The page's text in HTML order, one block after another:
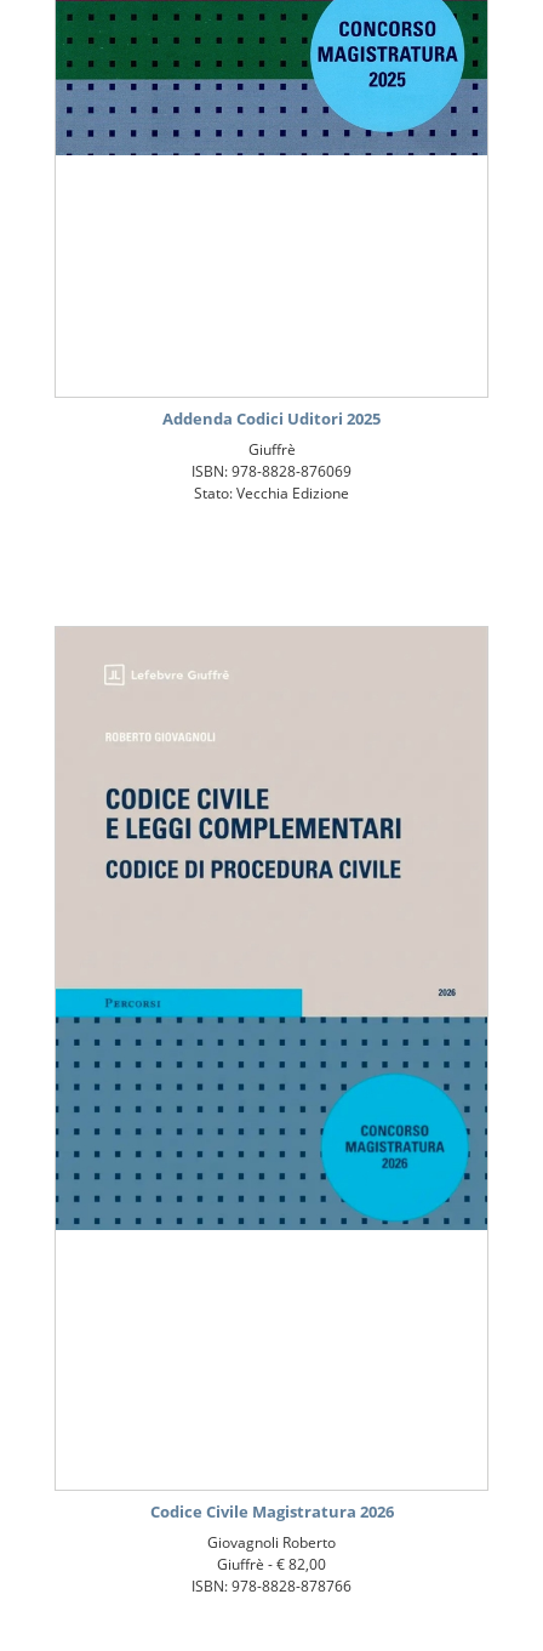
Addenda Codici Uditori 2025
Giuffrè
ISBN: 978-8828-876069
Stato: Vecchia Edizione
Codice Civile Magistratura 2026
Giovagnoli Roberto
Giuffrè -€ 82,00
ISBN: 978-8828-878766